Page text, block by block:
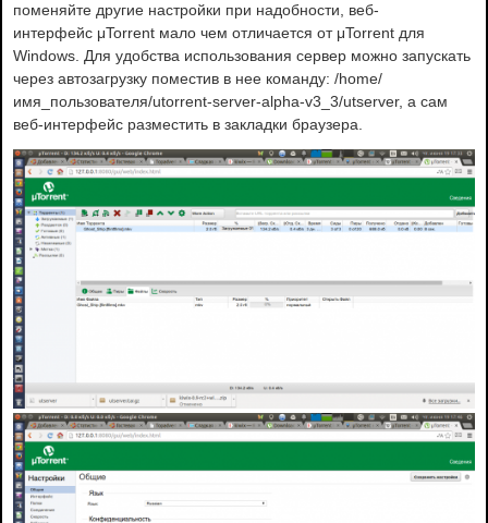
поменяйте другие настройки при надобности, веб-
интерфейс μTorrent мало чем отличается от μTorrent для
Windows. Для удобства использования сервер можно запускать
через автозагрузку поместив в нее команду: /home/
имя_пользователя/utorrent-server-alpha-v3_3/utserver, а сам
веб-интерфейс разместить в закладки браузера.